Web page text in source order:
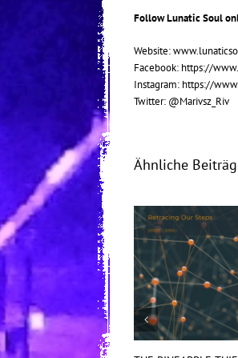
Follow Lunatic Soul
Website:
Facebook: https://
Instagram: https://
Twitter: @Marivsz_Riv
Ähnliche